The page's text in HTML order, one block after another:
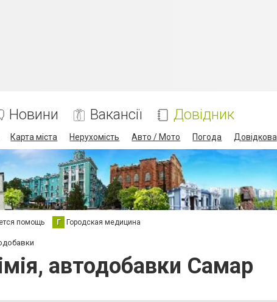
Новини Вакансії Довідник
Карта міста Нерухомість Авто / Мото Погода Довідкова
помощь Г Городская медицина
автодобавки Самар